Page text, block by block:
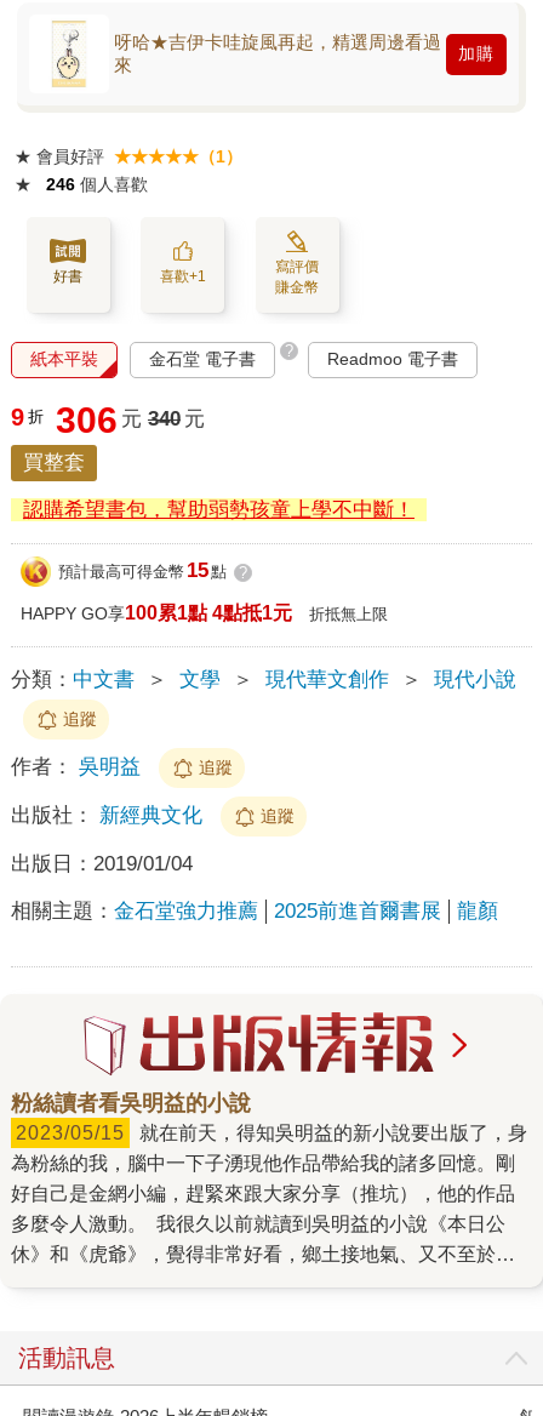
呀哈★吉伊卡哇旋風再起，精選周邊看過
來
加購
★ 會員好評 ★★★★★（1）
★
246 個人喜歡
好書 喜歡+1
寫評價
賺金幣
紙本平裝 金石堂 電子書 ? Readmoo 電子書
9 折 306 元 340 元
買整套
認購希望書包，幫助弱勢孩童上學不中斷！
預計最高可得金幣 15點 ?
HAPPY GO享100累1點 4點抵1元 折抵無上限
分類： 中文書 ＞ 文學 ＞ 現代華文創作 ＞ 現代小說
追蹤
作者： 吳明益 追蹤
出版社： 新經典文化 追蹤
出版日： 2019/01/04
相關主題： 金石堂強力推薦 2025前進首爾書展 龍顏
粉絲讀者看吳明益的小說
2023/05/15
為粉絲的我，腦中一下子湧現他作品帶給我的諸多回憶。剛
好自己是金網小編，趕緊來跟大家分享（推坑），他的作品
多麼令人激動。 我很久以前就讀到吳明益的小說《本日公
休》和《虎爺》，覺得非常好看，鄉土接地氣、又不至於離
味、不張揚，想接著吃但又不會急著把飯爬扒完，而且味道
還勾起某些回憶中的畫面。 這個閱讀體驗，讓我對這位作者
很有信心，也想繼續閱讀他的作品。後來幾年，他持續創作
活動訊息